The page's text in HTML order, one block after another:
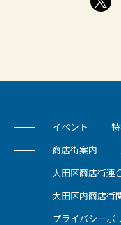
イベント
商店街案内
大田区商店街連
大田区内商店街
プライバシーポ